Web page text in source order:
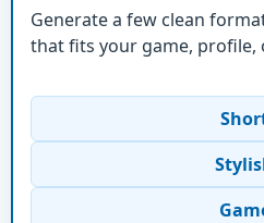
Generate a few clean
that fits your game, profile,